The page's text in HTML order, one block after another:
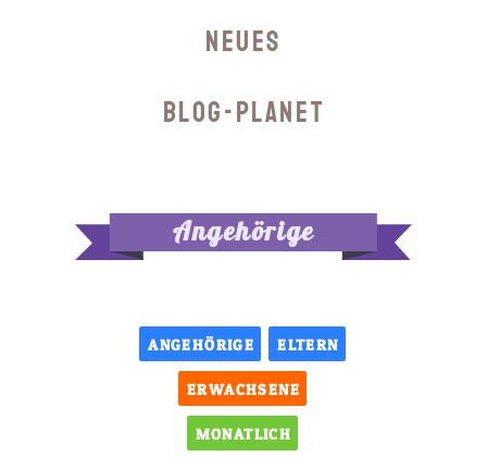
Neues
Blog-Planet
Angehörige
ANGEHÖRIGE ELTERN
ERWACHSENE
MONATLICH